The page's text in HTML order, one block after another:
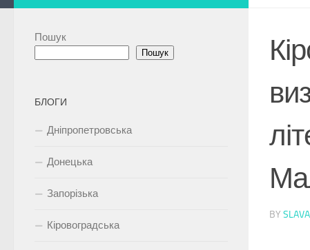
BY SLAVA
Пошук
Пошук
БЛОГИ
Дніпропетровська
Донецька
Запорізька
Кіровоградська